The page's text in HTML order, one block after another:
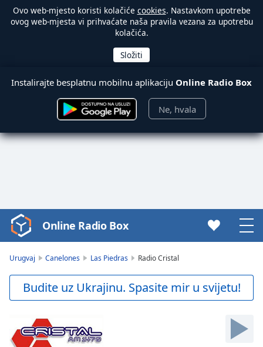
Ovo web-mjesto koristi kolačiće cookies. Nastavkom upotrebe
ovog web-mjesta vi prihvaćate naša pravila vezana za upotrebu
kolačića.
Instalirajte besplatnu mobilnu aplikaciju Online Radio Box
Ne, hvala
Video
Player
Backward
Skip
Online Radio Box
Urugvaj Canelones Las Piedras Radio Cristal
Budite uz Ukrajinu. Spasite mir u svijetu!